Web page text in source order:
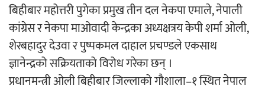
बिहीबार महोत्तरी पुगेका प्रमुख तीन दल नेकपा एमाले, नेपाली
कांग्रेस र नेकपा माओवादी केन्द्रका अध्यक्षत्रय केपी शर्मा ओली,
शेरबहादुर देउवा र पुष्पकमल दाहाल प्रचण्डले एकसाथ
ज्ञानेन्द्रको सक्रियताको विरोध गरेका छन् ।
प्रधानमन्त्री ओली बिहीबार जिल्लाको गौशाला–१ स्थित नेपाल